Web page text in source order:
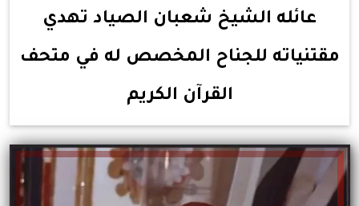
عائله الشيخ شعبان الصياد تهدي
مقتنياته للجناح المخصص له في متحف
القرآن الكريم